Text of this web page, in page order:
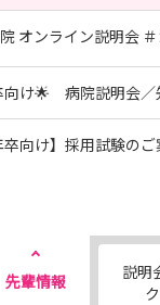
オンライン説明会
け🌟 病院説明会／
卒向け】採用試験のご
先輩情報
説明